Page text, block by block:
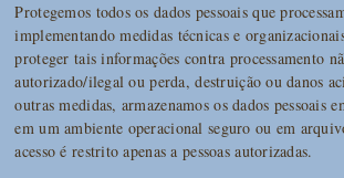
Protegemos todos os dados pessoais que
implementando medidas técnicas e
proteger tais informações contra processamento
autorizado/ilegal ou perda, destruição ou danos
outras medidas, armazenamos os dados pessoais
em um ambiente operacional seguro ou em
acesso é restrito apenas a pessoas autorizadas.